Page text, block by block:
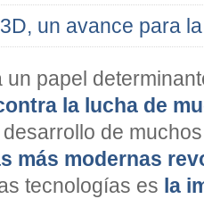
un papel
la lucha de
de
más modernas
tecnologías es la